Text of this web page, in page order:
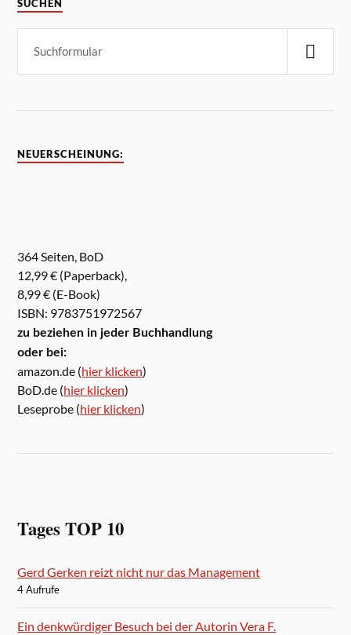
SUCHEN
NEUERSCHEINUNG:
364 Seiten, BoD
12,99 € (Paperback),
8,99 € (E-Book)
ISBN: 9783751972567
zu beziehen in jeder Buchhandlung
oder bei:
amazon.de (hier klicken)
BoD.de (hier klicken)
Leseprobe (hier klicken)
Tages TOP 10
Gerd Gerken reizt nicht nur das Management
4 Aufrufe
Ein denkwürdiger Besuch bei der Autorin Vera F.